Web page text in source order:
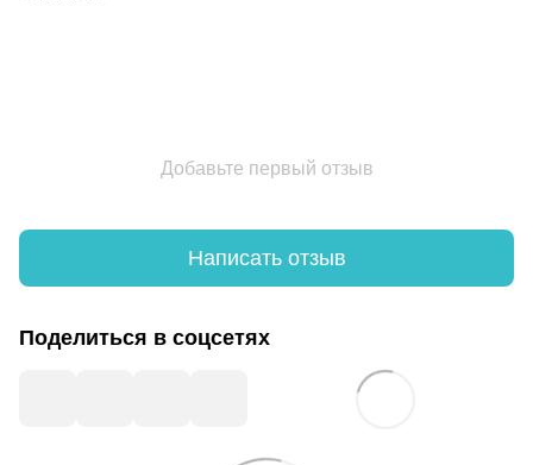
Добавьте первый отзыв
Написать отзыв
Поделиться в соцсетях